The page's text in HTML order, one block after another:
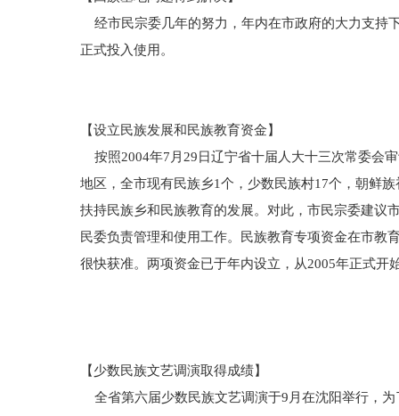
经市民宗委几年的努力，年内在市政府的大力支持
正式投入使用。
【设立民族发展和民族教育资金】
按照2004年7月29日辽宁省十届人大十三次常委会
地区，全市现有民族乡1个，少数民族村17个，朝鲜
扶持民族乡和民族教育的发展。对此，市民宗委建议
民委负责管理和使用工作。民族教育专项资金在市教
很快获准。两项资金已于年内设立，从2005年正式开
【少数民族文艺调演取得成绩】
全省第六届少数民族文艺调演于9月在沈阳举行，